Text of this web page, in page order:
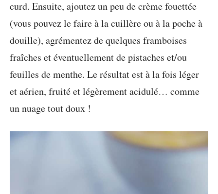
curd. Ensuite, ajoutez un peu de crème fouettée
(vous pouvez le faire à la cuillère ou à la poche à
douille), agrémentez de quelques framboises
fraîches et éventuellement de pistaches et/ou
feuilles de menthe. Le résultat est à la fois léger
et aérien, fruité et légèrement acidulé… comme
un nuage tout doux !